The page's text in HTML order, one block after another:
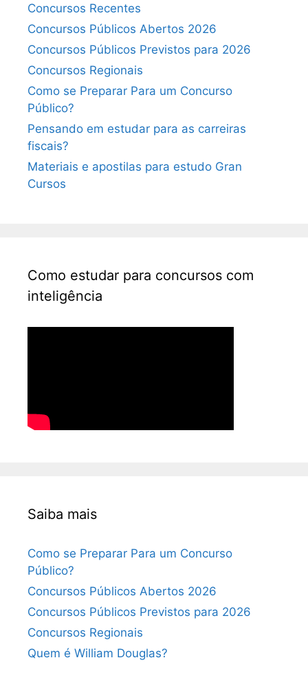
Concursos Recentes
Concursos Públicos Abertos 2026
Concursos Públicos Previstos para 2026
Concursos Regionais
Como se Preparar Para um Concurso
Público?
Pensando em estudar para as carreiras
fiscais?
Materiais e apostilas para estudo Gran
Cursos
Como estudar para concursos com
inteligência
Saiba mais
Como se Preparar Para um Concurso
Público?
Concursos Públicos Abertos 2026
Concursos Públicos Previstos para 2026
Concursos Regionais
Quem é William Douglas?